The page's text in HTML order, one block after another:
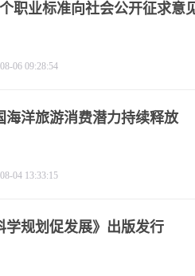
职业标准向社会公开征求意
06 09:28:54
海洋旅游消费潜力持续释放
04 13:33:15
学规划促发展》出版发行